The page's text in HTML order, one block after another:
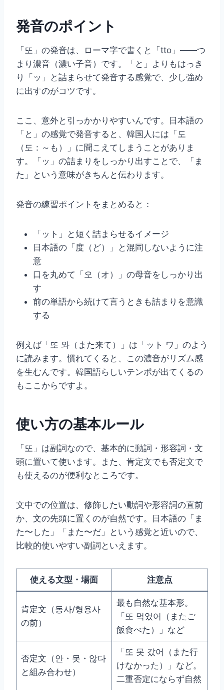
発音のポイント
「또」の発音は、ローマ字で書くと「tto」——つ
まり濃音（濃い子音）です。「と」よりもはっき
り「ッ」と詰まらせて発音する感覚で、少し強め
に出すのがコツです。
ここ、意外と引っかかりやすいんです。日本語の
「と」の感覚で発音すると、韓国人には「도
（도：～も）」に聞こえてしまうことがありま
す。「ッ」の詰まりをしっかり出すことで、「ま
た」という意味がきちんと伝わります。
発音の練習ポイントをまとめると：
「ット」と短く詰まらせるイメージ
日本語の「度（ど）」と混同しないように注
意
口を丸めて「오（オ）」の母音をしっかり出
す
前の単語から続けて言うときも詰まりを意識
する
例えば「또 와（また来て）」は「ット ワ」のよう
に読みます。慣れてくると、この濃音がリズム感
を生むんです。韓国語らしいテンポが出てくるの
もここからですよ。
使い方の基本ルール
「또」は副詞なので、基本的に動詞・形容詞・文
頭に置いて使います。また、肯定文でも否定文で
も使えるのが便利なところです。
文中での位置は、修飾したい動詞や形容詞の直前
か、文の先頭に置くのが自然です。日本語の「ま
た〜した」「また〜だ」という感覚と近いので、
比較的使いやすい副詞といえます。
使える文型・場面 注意点
肯定文（동사/형용사
の前）
最も自然な基本形。
「또 먹었어（またご
飯食べた）」など
否定文（안・못・않다
と組み合わせ）
「또 못 갔어（また行
けなかった）」など。
二重否定にならず自然